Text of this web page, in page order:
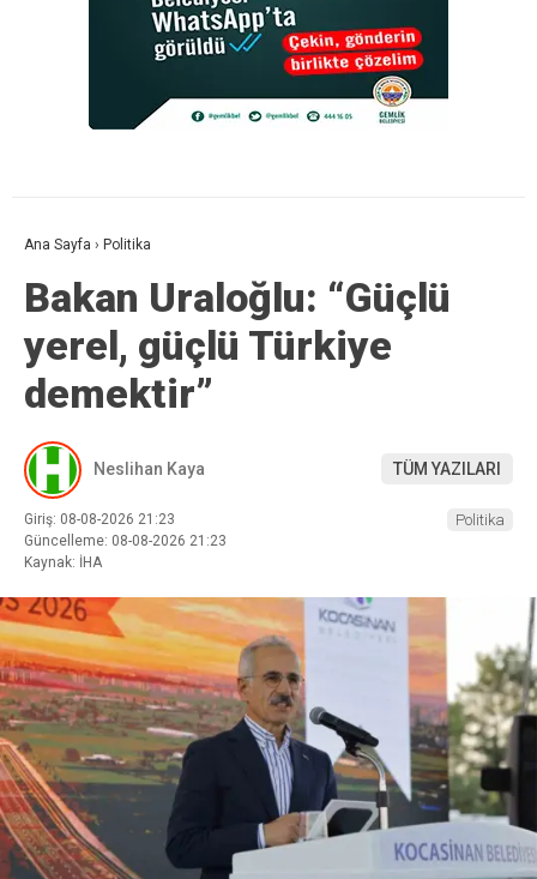
Ana Sayfa › Politika
Bakan Uraloğlu: “Güçlü
yerel, güçlü Türkiye
demektir”
Neslihan Kaya TÜM YAZILARI
Giriş: 08-08-2026 21:23
Güncelleme: 08-08-2026 21:23
Kaynak: İHA
Politika